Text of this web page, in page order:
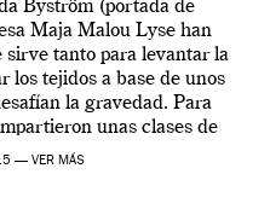
Byström (portada de
Maja Malou Lyse han
sirve tanto para levantar la
los tejidos a base de unos
la gravedad. Para
unas clases de
Tate […]
— VER MÁS